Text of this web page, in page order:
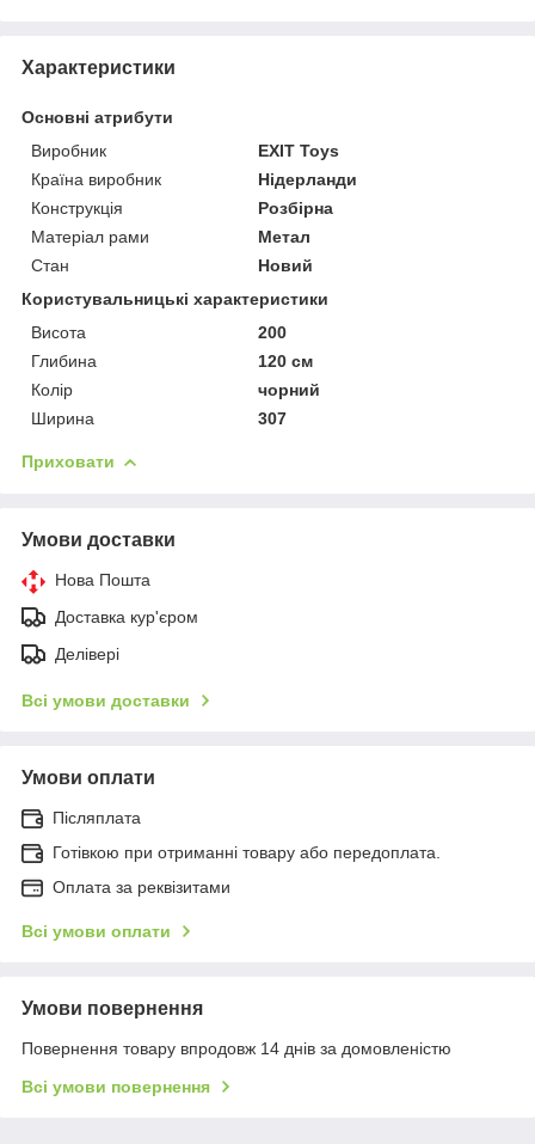
Характеристики
Основні атрибути
Виробник
EXIT Toys
Країна виробник
Нідерланди
Конструкція
Розбірна
Матеріал рами
Метал
Стан
Новий
Користувальницькі характеристики
Висота
200
Глибина
120 см
Колір
чорний
Ширина
307
Приховати
Умови доставки
Нова Пошта
Доставка кур'єром
Делівері
Всі умови доставки
Умови оплати
Післяплата
Готівкою при отриманні товару або передоплата.
Оплата за реквізитами
Всі умови оплати
Умови повернення
Повернення товару впродовж 14 днів за домовленістю
Всі умови повернення